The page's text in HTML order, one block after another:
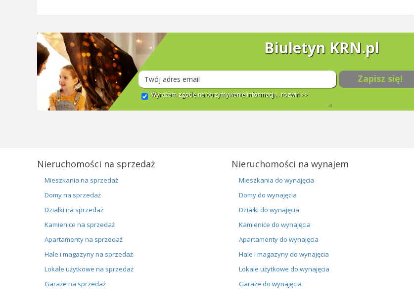
Biuletyn KRN.pl
Zapisz się!
Wyrażam zgodę na otrzymywanie informacji... rozwiń >>
Nieruchomości na sprzedaż
Mieszkania na sprzedaż
Domy na sprzedaż
Działki na sprzedaż
Kamienice na sprzedaż
Apartamenty na sprzedaż
Hale i magazyny na sprzedaż
Lokale użytkowe na sprzedaż
Garaże na sprzedaż
Nieruchomości na wynajem
Mieszkania do wynajęcia
Domy do wynajęcia
Działki do wynajęcia
Kamienice do wynajęcia
Apartamenty do wynajęcia
Hale i magazyny do wynajęcia
Lokale użytkowe do wynajęcia
Garaże do wynajęcia